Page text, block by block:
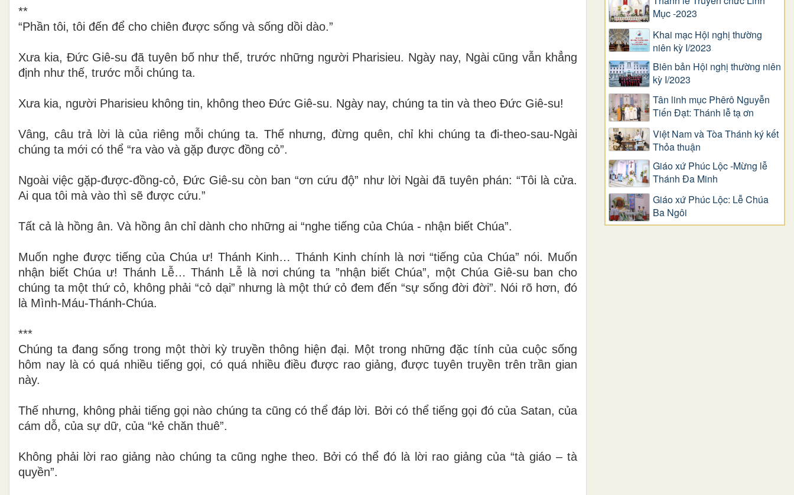
**
“Phần tôi, tôi đến để cho chiên được sống và sống dồi dào.”
Xưa kia, Đức Giê-su đã tuyên bố như thế, trước những người Pharisieu. Ngày nay, Ngài cũng vẫn khẳng
định như thế, trước mỗi chúng ta.
Xưa kia, người Pharisieu không tin, không theo Đức Giê-su. Ngày nay, chúng ta tin và theo Đức Giê-su!
Vâng, câu trả lời là của riêng mỗi chúng ta. Thế nhưng, đừng quên, chỉ khi chúng ta đi-theo-sau-Ngài
chúng ta mới có thể “ra vào và gặp được đồng cỏ”.
Ngoài việc gặp-được-đồng-cỏ, Đức Giê-su còn ban “ơn cứu độ” như lời Ngài đã tuyên phán: “Tôi là cửa.
Ai qua tôi mà vào thì sẽ được cứu.”
Tất cả là hồng ân. Và hồng ân chỉ dành cho những ai “nghe tiếng của Chúa - nhận biết Chúa”.
Muốn nghe được tiếng của Chúa ư! Thánh Kinh… Thánh Kinh chính là nơi “tiếng của Chúa” nói. Muốn
nhận biết Chúa ư! Thánh Lễ… Thánh Lễ là nơi chúng ta ”nhận biết Chúa”, một Chúa Giê-su ban cho
chúng ta một thứ cỏ, không phải “cỏ dại” nhưng là một thứ cỏ đem đến “sự sống đời đời”. Nói rõ hơn, đó
là Mình-Máu-Thánh-Chúa.
***
Chúng ta đang sống trong một thời kỳ truyền thông hiện đại. Một trong những đặc tính của cuộc sống
hôm nay là có quá nhiều tiếng gọi, có quá nhiều điều được rao giảng, được tuyên truyền trên trần gian
này.
Thế nhưng, không phải tiếng gọi nào chúng ta cũng có thể đáp lời. Bởi có thể tiếng gọi đó của Satan, của
cám dỗ, của sự dữ, của “kẻ chăn thuê”.
Không phải lời rao giảng nào chúng ta cũng nghe theo. Bởi có thể đó là lời rao giảng của “tà giáo – tà
quyền”.
Mục -2023
Khai mạc Hội nghị thường
niên kỳ I/2023
Biên bản Hội nghị thường niên
kỳ I/2023
Tân linh mục Phêrô Nguyễn
Tiến Đạt: Thánh lễ tạ ơn
Việt Nam và Tòa Thánh ký kết
Thỏa thuận
Giáo xứ Phúc Lộc -Mừng lễ
Thánh Đa Minh
Giáo xứ Phúc Lộc: Lễ Chúa
Ba Ngôi